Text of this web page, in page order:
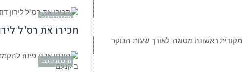
ראשונה מסוגה. לאורך שעות הבוקר
חדשות יקנעם
תכירו את רס"ל
חדשות יקנעם